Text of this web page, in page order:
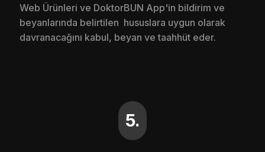
Web Ürünleri ve DoktorBUN App'in bildirim ve
beyanlarında belirtilen hususlara uygun olarak
davranacağını kabul, beyan ve taahhüt eder.
5.